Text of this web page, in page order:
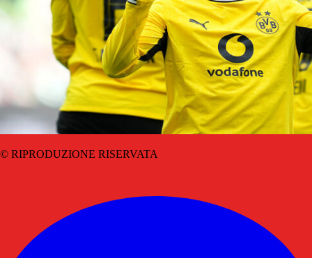
© RIPRODUZIONE RISERVATA